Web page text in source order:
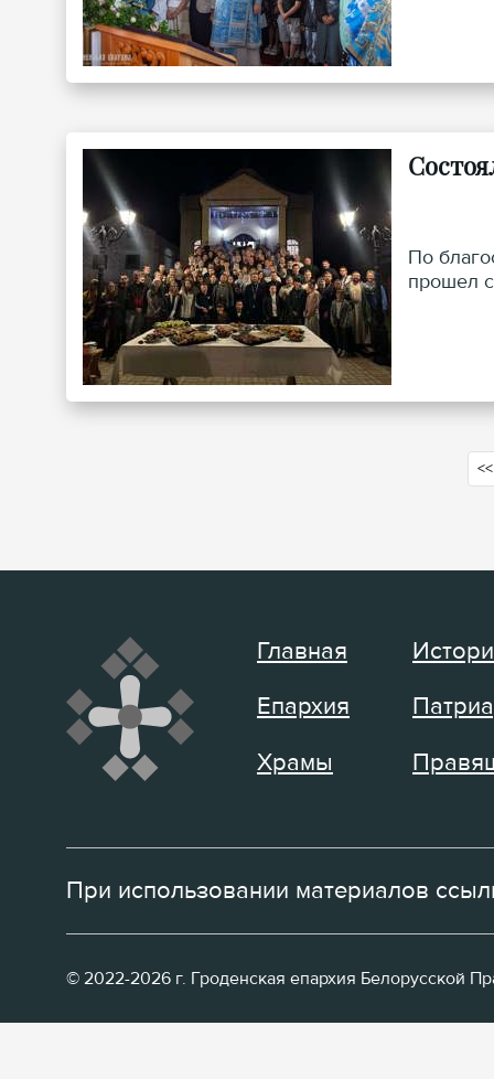
По
прошел
<<
Главная
Епархия
Храмы
При использовании материалов
© 2022-2026 г. Гроденская епархия Белорусской